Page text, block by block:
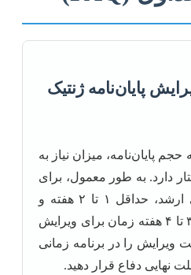
پایان‌نامه ژنتیک
پایان‌نامه، میزان نیاز به
دارد. به طور معمول، برای
یک پایان‌نامه کارشناسی ارشد، حداقل ۱ تا ۲ هفته و
برای دکترا ممکن است ۳ تا ۴ هفته زمان برای ویرایش
ویرایش را در برنامه زمانی
نهایی دفاع قرار دهید.